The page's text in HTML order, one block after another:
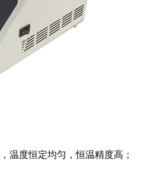
温度恒定均匀，恒温精度高；